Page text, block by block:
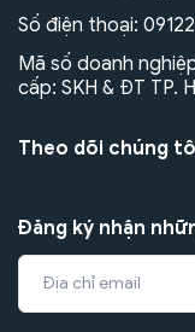
Số điện thoại:
Mã số doanh
cấp: SKH & ĐT TP.
Theo dõi chúng
Đăng ký nhận